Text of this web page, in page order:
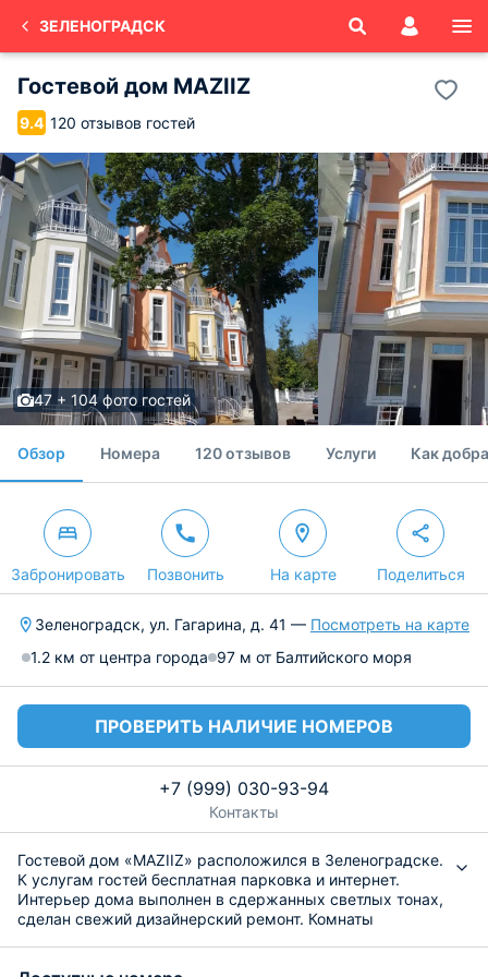
ЗЕЛЕНОГРАДСК
Гостевой дом MAZIIZ
9.4 120 отзывов гостей
47 + 104 фото гостей
Обзор Номера 120 отзывов Услуги Как
Забронировать Позвонить На карте Поделиться
Зеленоградск, ул. Гагарина, д. 41 — Посмотреть на карте
1.2 км от центра города 97 м от Балтийского моря
ПРОВЕРИТЬ НАЛИЧИЕ НОМЕРОВ
+7 (999) 030-93-94
Контакты
Гостевой дом «MAZIIZ» расположился в Зеленоградске.
К услугам гостей бесплатная парковка и интернет.
Интерьер дома выполнен в сдержанных светлых тонах,
сделан свежий дизайнерский ремонт. Комнаты